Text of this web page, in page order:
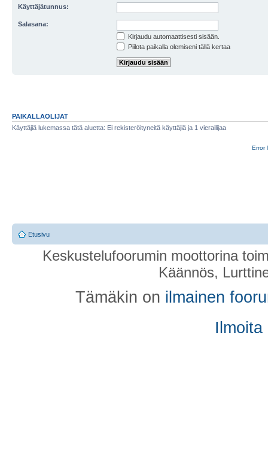
Käyttäjätunnus:
Salasana:
Kirjaudu automaattisesti sisään.
Piilota paikalla olemiseni tällä kertaa
PAIKALLAOLIJAT
Käyttäjiä lukemassa tätä aluetta: Ei rekisteröityneitä käyttäjiä ja 1 vierailijaa
Error
Etusivu
Keskustelufoorumin moottorina
Käännös,
Tämäkin on ilmainen